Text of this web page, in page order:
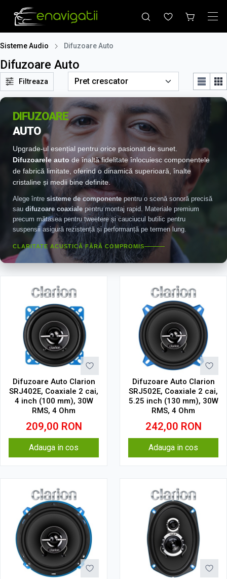
Sisteme Audio Difuzoare Auto
Difuzoare Auto
Filtreaza
DIFUZOARE
AUTO
Upgrade-ul esențial pentru orice pasionat de sunet.
Difuzoarele auto de înaltă fidelitate înlocuiesc componentele
de fabrică limitate, oferind o dinamică superioară, înalte
cristaline și medii bine definite.
Alege între sisteme de componente pentru o scenă sonoră precisă
sau difuzoare coaxiale pentru montaj rapid. Materiale premium
precum mătasea pentru tweetere și cauciucul butilic pentru
suspensii asigură rezistență și performanță pe termen lung.
CLARITATE ACUSTICĂ FĂRĂ COMPROMIS
Difuzoare Auto Clarion
SRJ402E, Coaxiale 2 cai,
4 inch (100 mm), 30W
RMS, 4 Ohm
209,00 RON
Adauga in cos
Difuzoare Auto Clarion
SRJ502E, Coaxiale 2 cai,
5.25 inch (130 mm), 30W
RMS, 4 Ohm
242,00 RON
Adauga in cos